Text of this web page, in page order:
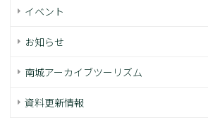
イベント
お知らせ
南城アーカイブツーリズム
資料更新情報